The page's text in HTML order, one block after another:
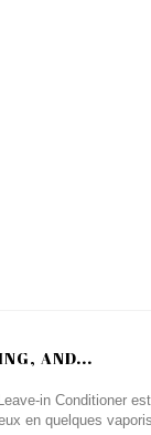
AND...
in Conditioner
en quelques